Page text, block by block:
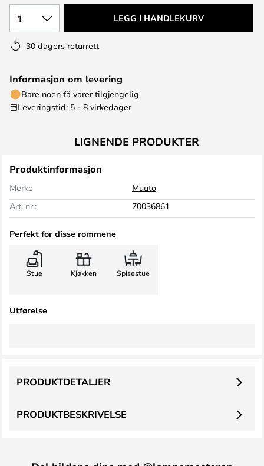
1 LEGG I HANDLEKURV
30 dagers returrett
Informasjon om levering
Bare noen få varer tilgjengelig
Leveringstid: 5 - 8 virkedager
LIGNENDE PRODUKTER
Produktinformasjon
Merke
Muuto
Art. nr.:
70036861
Perfekt for disse rommene
Stue Kjøkken Spisestue
Utførelse
PRODUKTBESKRIVELSE
PRODUKTDETALJER